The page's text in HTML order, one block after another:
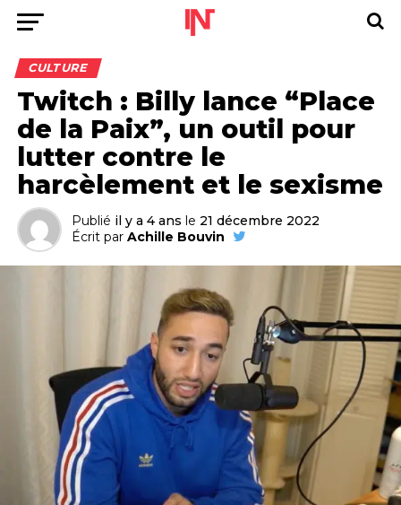
CULTURE
Twitch : Billy lance “Place
de la Paix”, un outil pour
lutter contre le
harcèlement et le sexisme
Publié il y a 4 ans le 21 décembre 2022
Écrit par Achille Bouvin